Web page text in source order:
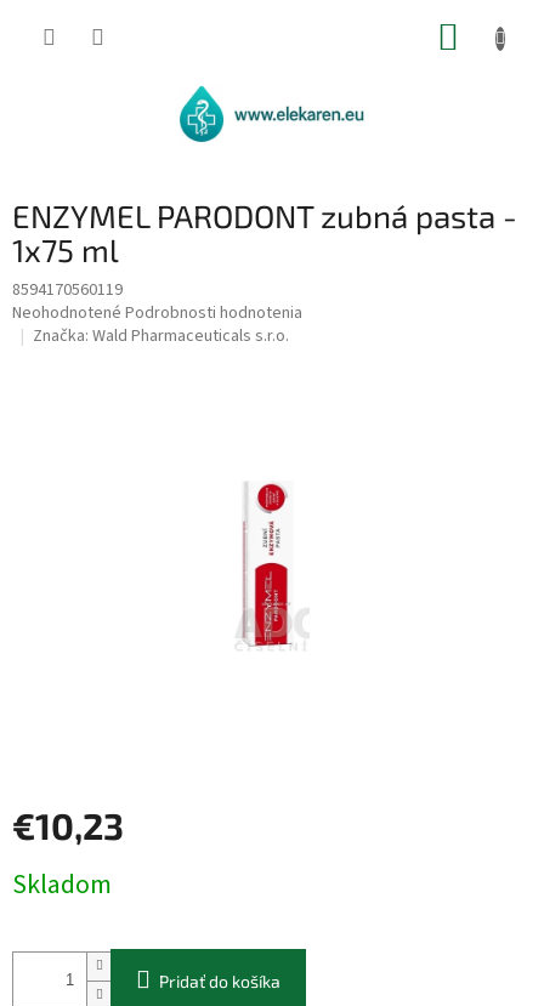
ENZYMEL PARODONT zubná pasta -
1x75 ml
8594170560119
Priemerné
hodnotenie
Neohodnotené Podrobnosti hodnotenia
Značka: Wald Pharmaceuticals s.r.o.
€10,23
cena:
Skladom
Pridať do košíka